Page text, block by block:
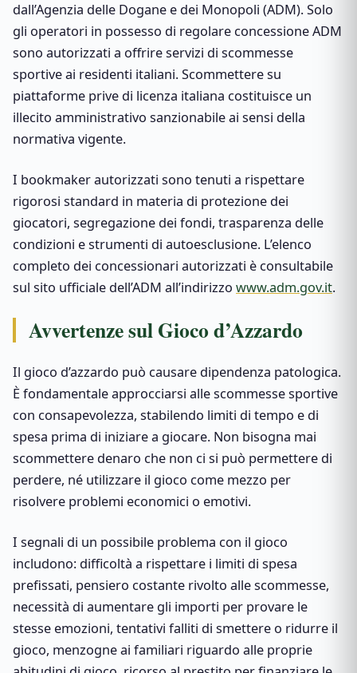
dall’Agenzia delle Dogane e dei Monopoli (ADM). Solo
gli operatori in possesso di regolare concessione ADM
sono autorizzati a offrire servizi di scommesse
sportive ai residenti italiani. Scommettere su
piattaforme prive di licenza italiana costituisce un
illecito amministrativo sanzionabile ai sensi della
normativa vigente.
I bookmaker autorizzati sono tenuti a rispettare
rigorosi standard in materia di protezione dei
giocatori, segregazione dei fondi, trasparenza delle
condizioni e strumenti di autoesclusione. L’elenco
completo dei concessionari autorizzati è consultabile
sul sito ufficiale dell’ADM all’indirizzo www.adm.gov.it.
Avvertenze sul Gioco d’Azzardo
Il gioco d’azzardo può causare dipendenza patologica.
È fondamentale approcciarsi alle scommesse sportive
con consapevolezza, stabilendo limiti di tempo e di
spesa prima di iniziare a giocare. Non bisogna mai
scommettere denaro che non ci si può permettere di
perdere, né utilizzare il gioco come mezzo per
risolvere problemi economici o emotivi.
I segnali di un possibile problema con il gioco
includono: difficoltà a rispettare i limiti di spesa
prefissati, pensiero costante rivolto alle scommesse,
necessità di aumentare gli importi per provare le
stesse emozioni, tentativi falliti di smettere o ridurre il
gioco, menzogne ai familiari riguardo alle proprie